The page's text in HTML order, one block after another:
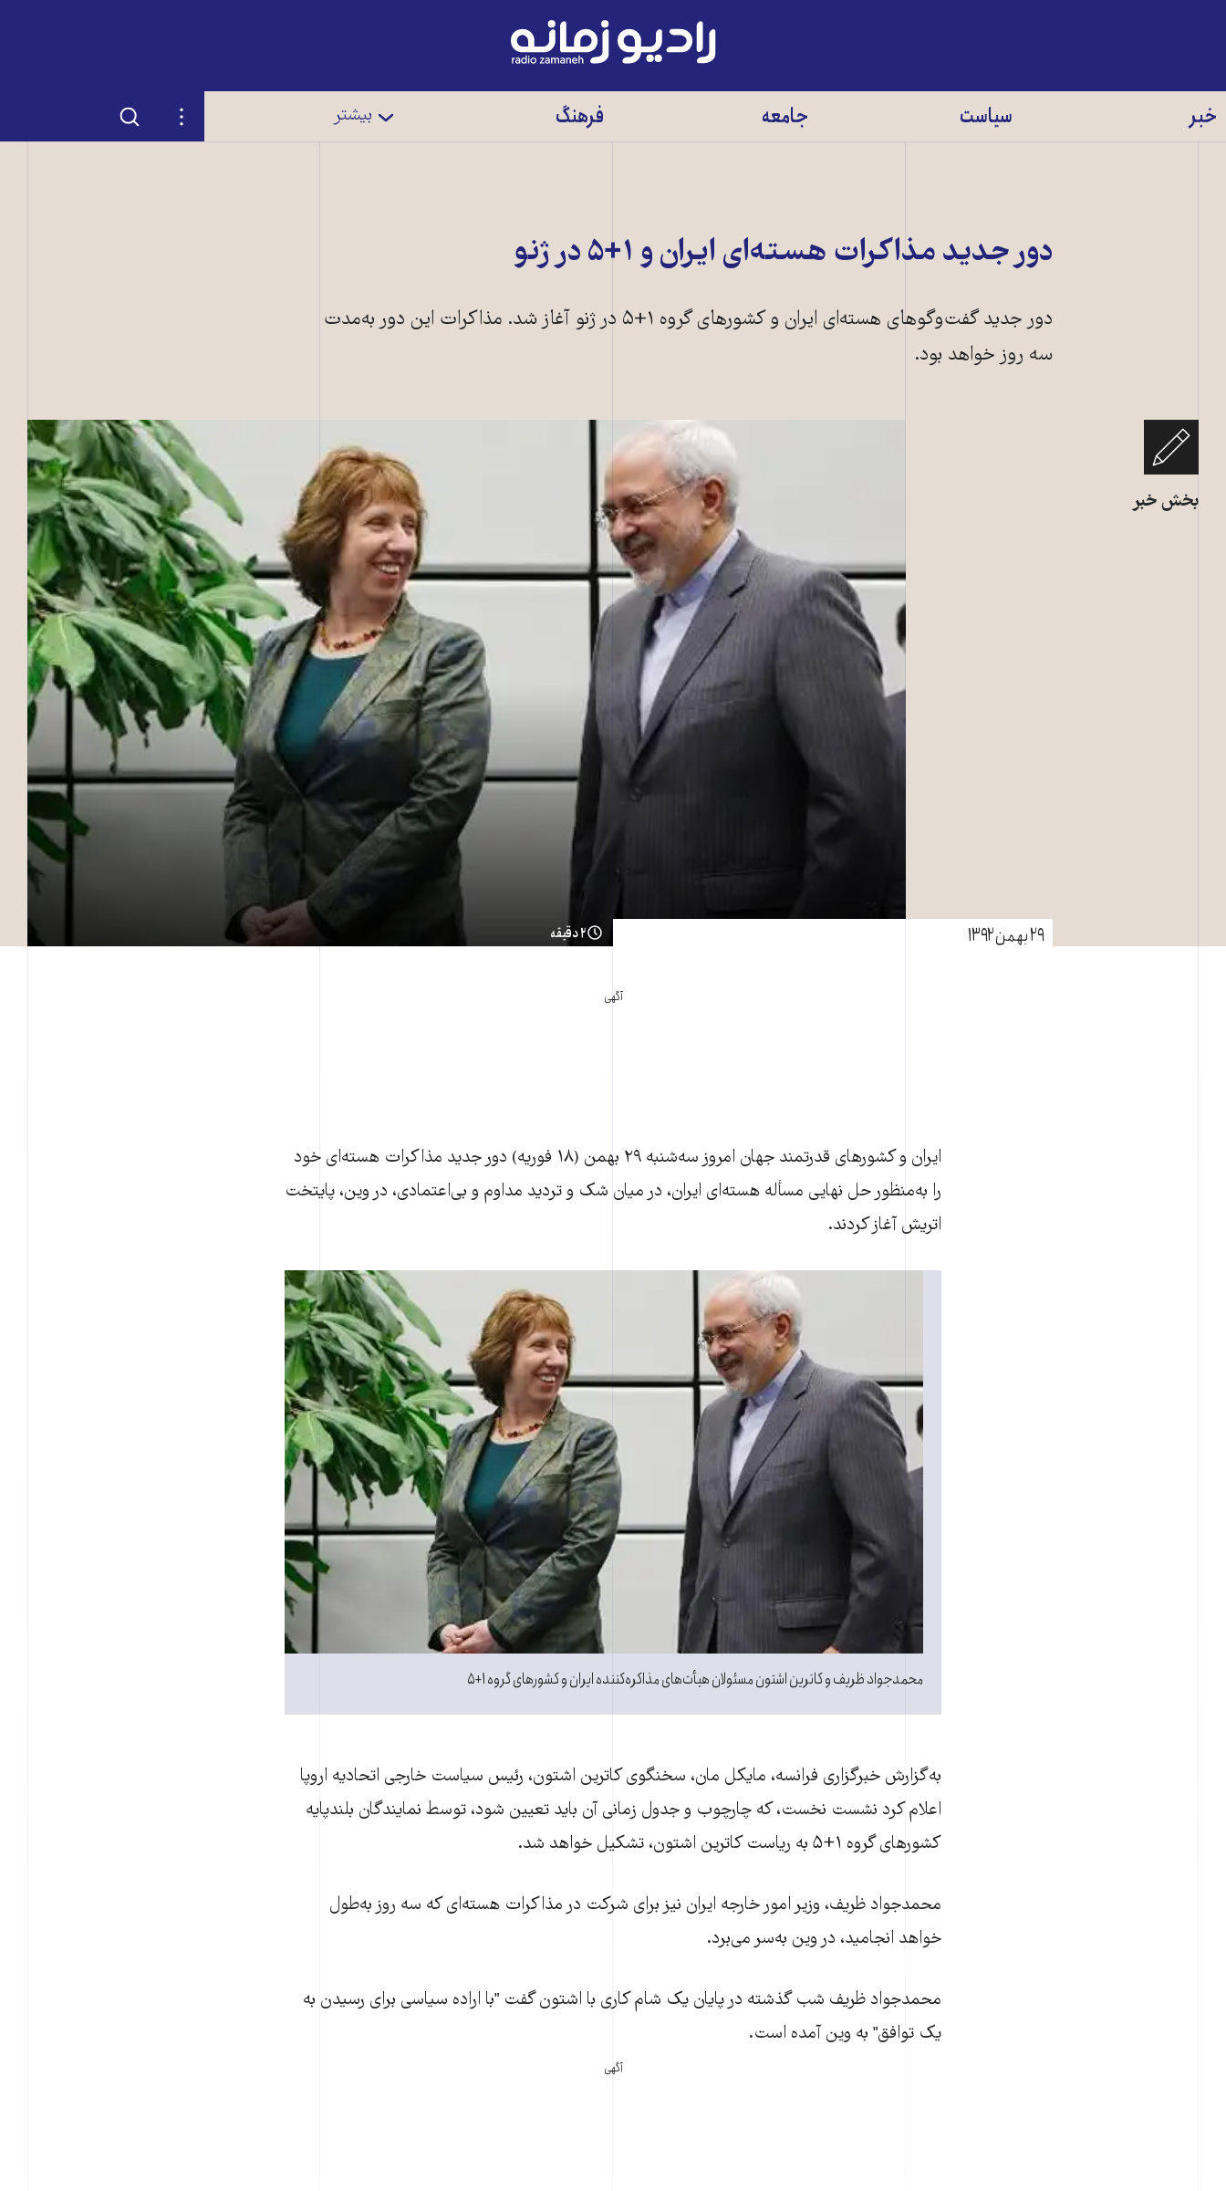
رادیو
زمانه
خبر سیاست جامعه فرهنگ بیشتر تنظیمات جستجو
دور جديد مذاکرات هسته‌ای ايران و ۱+۵ در ژنو
دور جديد گفت‌وگوهای هسته‌ای ايران و کشورهای گروه ۱+۵ در ژنو آغاز شد. مذاکرات اين دور به‌مدت
سه روز خواهد بود.
بخش خبر
۲۹ بهمن ۱۳۹۲ ۲ دقیقه
آگهی
ايران و کشورهای قدرتمند جهان امروز سه‌شنبه ۲۹ بهمن (۱۸ فوريه) دور جديد مذاکرات هسته‌ای خود
را به‌منظور حل نهايی مسأله هسته‌ای ايران، در ميان شک و تردید مداوم و بی‌اعتمادی، در وين، پايتخت
اتريش آغاز کردند.
محمدجواد ظريف و کاترين اشتون مسئولان هيأت‌های مذاکره‌کننده ايران و کشورهای گروه ۱+۵
به‌گزارش خبرگزاری فرانسه، مايکل مان، سخنگوی کاترين اشتون، رئيس سياست خارجی اتحاديه اروپا
اعلام کرد نشست نخست، که چارچوب و جدول زمانی آن بايد تعيين شود، توسط نمایندگان بلندپايه
کشورهای گروه ۱+۵ به ریاست کاترین اشتون، تشکيل خواهد شد.
محمدجواد ظريف، وزير امور خارجه ايران نيز برای شرکت در مذاکرات هسته‌ای که سه روز به‌طول
خواهد انجاميد، در وين به‌سر می‌برد.
محمدجواد ظريف شب گذشته در پایان یک شام کاری با اشتون گفت "با اراده سیاسی برای رسیدن به
يک توافق" به وين آمده است.
آگهی